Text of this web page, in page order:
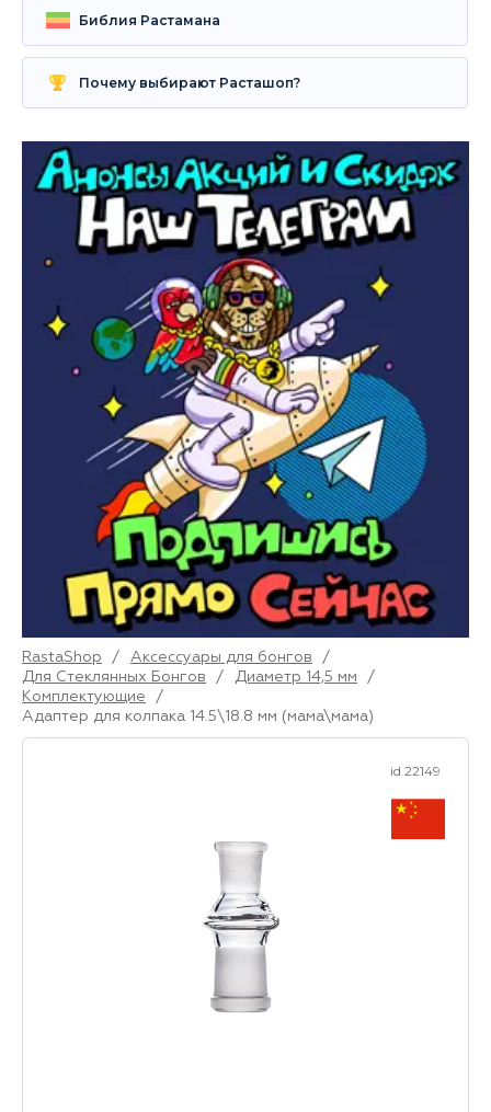
Библия Растамана
Почему выбирают Расташоп?
RastaShop / Аксессуары для бонгов
/
Для Стеклянных Бонгов
/ Диаметр 14,5 мм
/
Комплектующие
/
Адаптер для колпака 14.5\18.8 мм (мама\мама)
id 22149